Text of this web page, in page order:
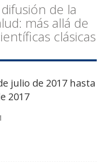
de la
más allá de
clásicas
julio de 2017 hasta
2017